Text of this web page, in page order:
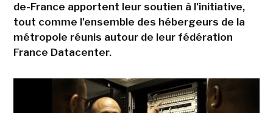
de-France apportent leur soutien à l'initiative,
tout comme l'ensemble des hébergeurs de la
métropole réunis autour de leur fédération
France Datacenter.